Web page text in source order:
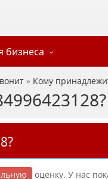
бизнеса
» Кому
оценку. У нас